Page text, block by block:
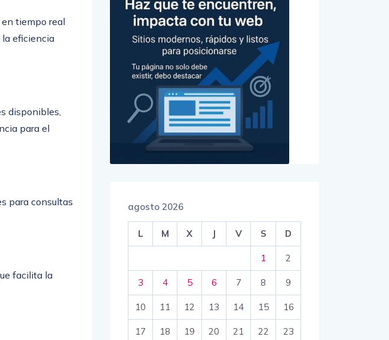
tiempo real
eficiencia
disponibles,
para el
para consultas
facilita la
agosto 2026
L M X J V S D
1 2
3 4 5 6 7 8 9
10 11 12 13 14 15 16
17 18 19 20 21 22 23